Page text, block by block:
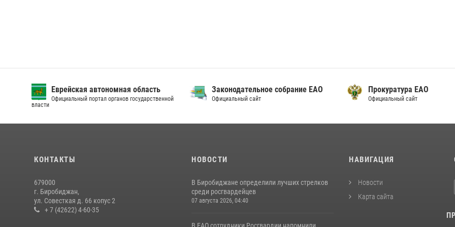
Еврейская автономная область
Официальный портал органов государственной
власти
Законодательное собрание ЕАО
Официальный сайт
Прокуратура ЕАО
Официальный сайт
КОНТАКТЫ
679000
г. Биробиджан,
ул. Совесткая д. 66 копус 2
+ 7 (42622) 4-60-35
НОВОСТИ
В Биробиджане определили лучших стрелков
среди росгвардейцев
07 августа 2026, 04:40
НАВИГАЦИЯ
Новости
Карта сайта